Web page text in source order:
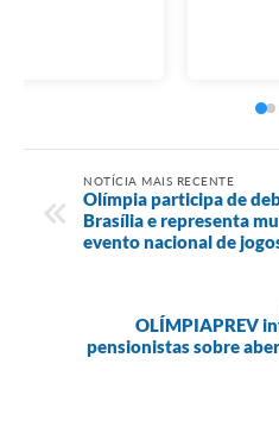
NOTÍCIA MAIS RECENTE
Olímpia participa de
Brasília e representa
evento nacional de
OLÍMPIAPREV
pensionistas sobre